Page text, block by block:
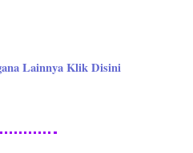
Lainnya Klik Disini